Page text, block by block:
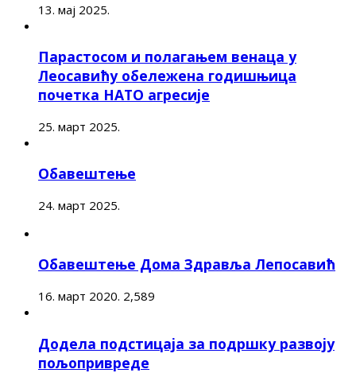
13. мај 2025.
Парастосом и полагањем венаца у
Леосавићу обележена годишњица
почетка НАТО агресије
25. март 2025.
Обавештење
24. март 2025.
Обавештење Дома Здравља Лепосавић
16. март 2020. 2,589
Додела подстицаја за подршку развоју
пољопривреде